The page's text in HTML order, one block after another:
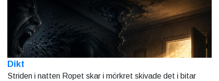
Dikt
Striden i natten Ropet skar i mörkret skivade det i bitar